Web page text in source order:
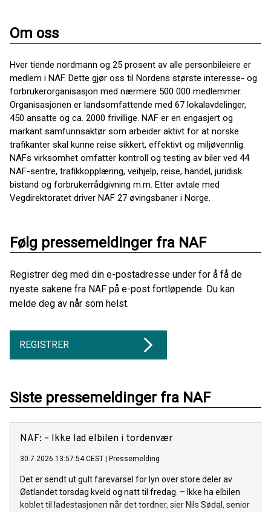
Om oss
Hver tiende nordmann og 25 prosent av alle personbileiere er
medlem i NAF. Dette gjør oss til Nordens største interesse- og
forbrukerorganisasjon med nærmere 500 000 medlemmer.
Organisasjonen er landsomfattende med 67 lokalavdelinger,
450 ansatte og ca. 2000 frivillige. NAF er en engasjert og
markant samfunnsaktør som arbeider aktivt for at norske
trafikanter skal kunne reise sikkert, effektivt og miljøvennlig.
NAFs virksomhet omfatter kontroll og testing av biler ved 44
NAF-sentre, trafikkopplæring, veihjelp, reise, handel, juridisk
bistand og forbrukerrådgivning m.m. Etter avtale med
Vegdirektoratet driver NAF 27 øvingsbaner i Norge.
Følg pressemeldinger fra NAF
Registrer deg med din e-postadresse under for å få de
nyeste sakene fra NAF på e-post fortløpende. Du kan
melde deg av når som helst.
REGISTRER
Siste pressemeldinger fra NAF
NAF: – Ikke lad elbilen i tordenvær
30.7.2026 13:57:54 CEST Pressemelding
Det er sendt ut gult farevarsel for lyn over store deler av
Østlandet torsdag kveld og natt til fredag. – Ikke ha elbilen
koblet til ladestasjonen når det tordner, sier Nils Sødal, senior